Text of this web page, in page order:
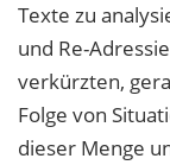
Texte zu
und Re-
verkürzten,
Folge von
dieser Menge